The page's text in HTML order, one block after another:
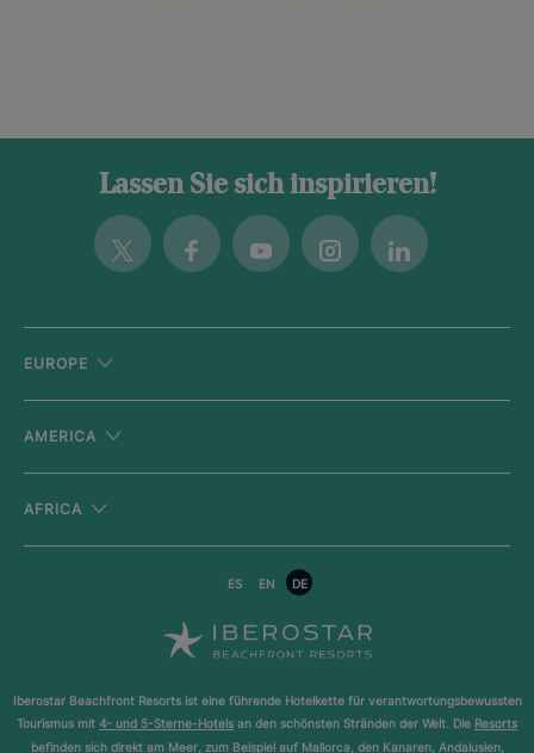
Lassen Sie sich inspirieren!
Twitter FacebookYoutubeInstagramLinkedin
EUROPE
AMERICA
AFRICA
ES EN DE
Iberostar Beachfront Resorts ist eine führende Hotelkette für verantwortungsbewussten
Tourismus mit 4- und 5-Sterne-Hotels an den schönsten Stränden der Welt. Die Resorts
befinden sich direkt am Meer, zum Beispiel auf Mallorca, den Kanaren, Andalusien,